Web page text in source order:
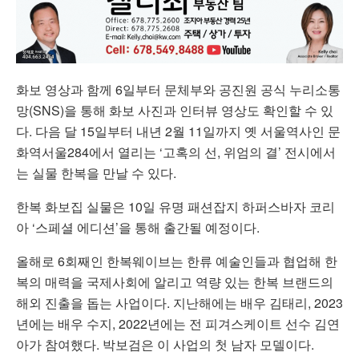
화보 영상과 함께 6일부터 문체부와 공진원 공식 누리소통
망(SNS)을 통해 화보 사진과 인터뷰 영상도 확인할 수 있
다. 다음 달 15일부터 내년 2월 11일까지 옛 서울역사인 문
화역서울284에서 열리는 ‘고혹의 선, 위엄의 결’ 전시에서
는 실물 한복을 만날 수 있다.
한복 화보집 실물은 10일 유명 패션잡지 하퍼스바자 코리
아 ‘스페셜 에디션’을 통해 출간될 예정이다.
올해로 6회째인 한복웨이브는 한류 예술인들과 협업해 한
복의 매력을 국제사회에 알리고 역량 있는 한복 브랜드의
해외 진출을 돕는 사업이다. 지난해에는 배우 김태리, 2023
년에는 배우 수지, 2022년에는 전 피겨스케이트 선수 김연
아가 참여했다. 박보검은 이 사업의 첫 남자 모델이다.